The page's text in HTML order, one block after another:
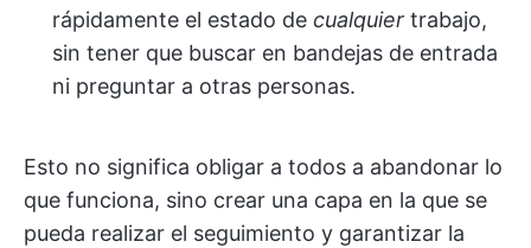
rápidamente el estado de cualquier trabajo,
sin tener que buscar en bandejas de entrada
ni preguntar a otras personas.
Esto no significa obligar a todos a abandonar lo
que funciona, sino crear una capa en la que se
pueda realizar el seguimiento y garantizar la